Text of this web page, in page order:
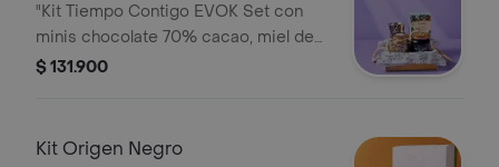
"Kit Tiempo Contigo EVOK Set con
minis chocolate 70% cacao, miel de
abejas Vichada, infusión fresa,
$ 131.900
Kit Origen Negro